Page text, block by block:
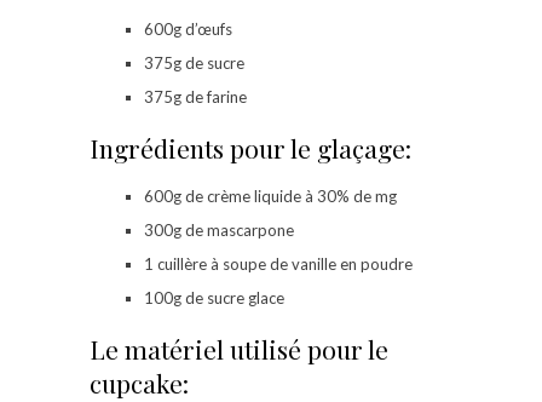
600g d’œufs
375g de sucre
375g de farine
Ingrédients pour le glaçage:
600g de crème liquide à 30% de mg
300g de mascarpone
1 cuillère à soupe de vanille en poudre
100g de sucre glace
Le matériel utilisé pour le
cupcake: